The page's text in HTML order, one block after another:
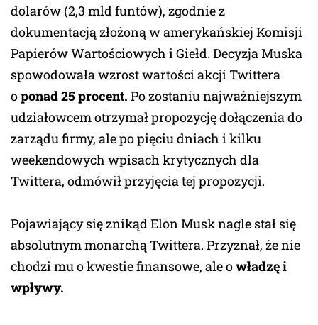
dolarów (2,3 mld funtów), zgodnie z
dokumentacją złożoną w amerykańskiej Komisji
Papierów Wartościowych i Giełd. Decyzja Muska
spowodowała wzrost wartości akcji Twittera
oponad 25 procent. Po zostaniu najważniejszym
udziałowcem otrzymał propozycję dołączenia do
zarządu firmy, ale po pięciu dniach i kilku
weekendowych wpisach krytycznych dla
Twittera, odmówił przyjęcia tej propozycji.
Pojawiający się znikąd Elon Musk nagle stał się
absolutnym monarchą Twittera. Przyznał, że nie
chodzi mu o kwestie finansowe, ale owładzę i
wpływy.